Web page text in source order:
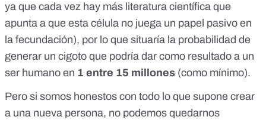
ya que cada vez hay más literatura científica que
apunta a que esta célula no juega un papel pasivo en
la fecundación), por lo que situaría la probabilidad de
generar un cigoto que podría dar como resultado a un
ser humano en 1 entre 15 millones (como mínimo).
Pero si somos honestos con todo lo que supone crear
a una nueva persona, no podemos quedarnos